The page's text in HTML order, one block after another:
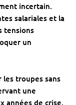
incertain.
salariales et la
tensions
un
troupes sans
une
années de crise.